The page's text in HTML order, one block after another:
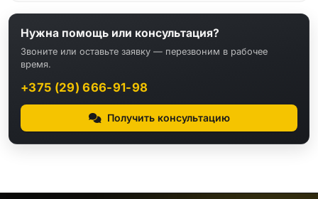
Нужна помощь или консультация?
Звоните или оставьте заявку — перезвоним в рабочее
время.
+375 (29) 666-91-98
Получить консультацию